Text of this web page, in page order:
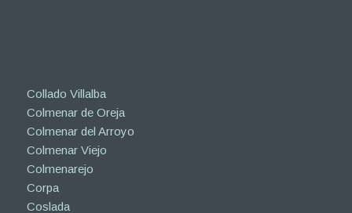
Collado Villalba
Colmenar de Oreja
Colmenar del Arroyo
Colmenar Viejo
Colmenarejo
Corpa
Coslada